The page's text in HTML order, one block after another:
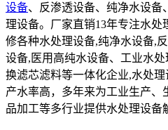
设备、反渗透设备、纯净水设备、
理设备。厂家直销13年专注水处
修各种水处理设备,纯净水设备,
设备,医用高纯水设备、工业水
换滤芯滤料等一体化企业,水处
产水率高，多年来为工业生产
品加工等多行业提供水处理设备